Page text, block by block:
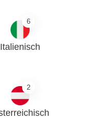
6
Italienisch
2